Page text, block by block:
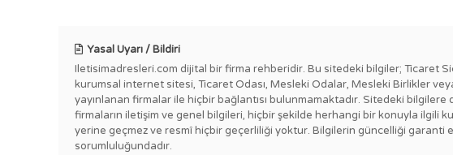
Yasal Uyarı / Bildiri
Iletisimadresleri.com dijital bir firma rehberidir. Bu sitedeki bilgiler; Ticaret
kurumsal internet sitesi, Ticaret Odası, Mesleki Odalar, Mesleki Birlikler
yayınlanan firmalar ile hiçbir bağlantısı bulunmamaktadır. Sitedeki
firmaların iletişim ve genel bilgileri, hiçbir şekilde herhangi bir konuyla ilgili
yerine geçmez ve resmî hiçbir geçerliliği yoktur. Bilgilerin güncelliği garanti
sorumluluğundadır.